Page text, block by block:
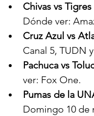
Chivas vs
Dónde ver:
Cruz Azul vs
Canal 5, TUDN
Pachuca vs
ver: Fox One.
Pumas de la
Domingo 10 de